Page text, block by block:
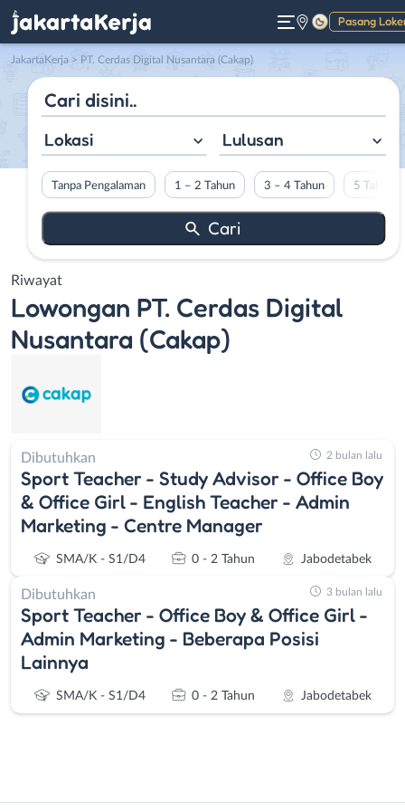
Pasang
Gelap
JakartaKerja > PT. Cerdas Digital Nusantara (Cakap)
Lokasi Lulusan
Tanpa Pengalaman 1 – 2 Tahun 3 – 4 Tahun 5 Tahun
Riwayat
Lowongan PT. Cerdas Digital
Nusantara (Cakap)
Dibutuhkan
Sport Teacher - Study Advisor - Office Boy
& Office Girl - English Teacher - Admin
Marketing - Centre Manager
SMA/K - S1/D4 0 - 2 Tahun Jabodetabek
2 bulan lalu
Dibutuhkan
Sport Teacher - Office Boy & Office Girl -
Admin Marketing - Beberapa Posisi
Lainnya
SMA/K - S1/D4 0 - 2 Tahun Jabodetabek
3 bulan lalu
Administrasi
Bebas